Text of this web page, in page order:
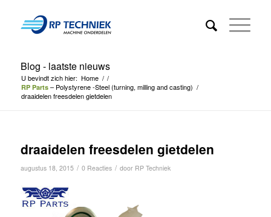
Blog - laatste nieuws
U bevindt zich hier: Home / /
RP Parts– Polystyrene -Steel (turning, milling and casting) /
draaidelen freesdelen gietdelen
draaidelen freesdelen gietdelen
augustus 18, 2015 / 0 Reacties / door RP Techniek